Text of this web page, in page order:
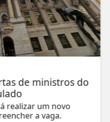
de ministros do
realizar um novo
a vaga.